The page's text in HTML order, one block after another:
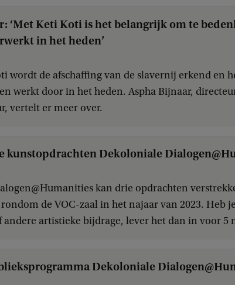
‘Met Keti Koti is het belangrijk om te
in het heden’
wordt de afschaffing van de slavernij erkend en
werkt door in het heden. Aspha Bijnaar,
vertelt er meer over.
kunstopdrachten Dekoloniale
kan drie opdrachten
de VOC-zaal in het najaar van 2023. Heb
artistieke bijdrage, lever het dan in voor 5
Dekoloniale